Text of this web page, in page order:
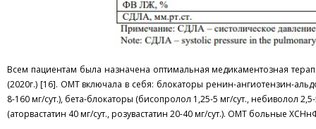
Всем пациентам была назначена оптимальная медикаментозная
(2020г.) [16]. ОМТ включала в себя: блокаторы ренин-ангиотензин-
8-160 мг/сут.), бета-блокаторы (бисопролол 1,25-5 мг/сут., небиволол
(аторвастатин 40 мг/сут., розувастатин 20-40 мг/сут.). ОМТ больные